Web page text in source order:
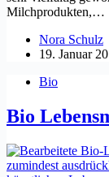
Milchprodukten,…
Nora Schulz
19. Januar
Bio
Bio